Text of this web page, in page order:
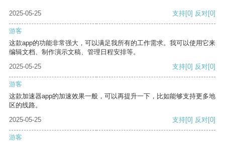
2025-05-25 支持[0] 反对[0]
游客
这款app的功能非常强大，可以满足我所有的工作需求。我可以使用它来
编辑文档、制作演示文稿、管理日程安排等。
2025-05-25
支持[0] 反对[0]
游客
这款加速器app的加速效果一般，可以再提升一下，比如能够支持更多地
区的线路。
2025-05-25
支持[0] 反对[0]
游客